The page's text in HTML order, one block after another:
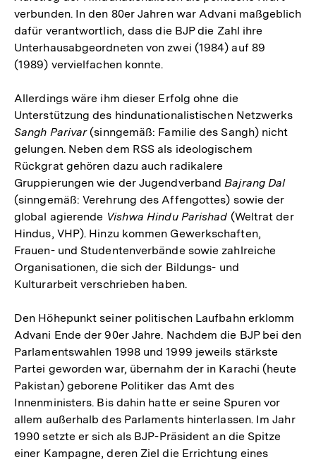
verbunden. In den 80er Jahren war Advani maßgeblich
dafür verantwortlich, dass die BJP die Zahl ihre
Unterhausabgeordneten von zwei (1984) auf 89
(1989) vervielfachen konnte.
Allerdings wäre ihm dieser Erfolg ohne die
Unterstützung des hindunationalistischen Netzwerks
Sangh Parivar(sinngemäß: Familie des Sangh) nicht
gelungen. Neben dem RSS als ideologischem
Rückgrat gehören dazu auch radikalere
Gruppierungen wie der Jugendverband Bajrang Dal
(sinngemäß: Verehrung des Affengottes) sowie der
global agierende Vishwa Hindu Parishad (Weltrat der
Hindus, VHP). Hinzu kommen Gewerkschaften,
Frauen- und Studentenverbände sowie zahlreiche
Organisationen, die sich der Bildungs- und
Kulturarbeit verschrieben haben.
Den Höhepunkt seiner politischen Laufbahn erklomm
Advani Ende der 90er Jahre. Nachdem die BJP bei den
Parlamentswahlen 1998 und 1999 jeweils stärkste
Partei geworden war, übernahm der in Karachi (heute
Pakistan) geborene Politiker das Amt des
Innenministers. Bis dahin hatte er seine Spuren vor
allem außerhalb des Parlaments hinterlassen. Im Jahr
1990 setzte er sich als BJP-Präsident an die Spitze
einer Kampagne, deren Ziel die Errichtung eines